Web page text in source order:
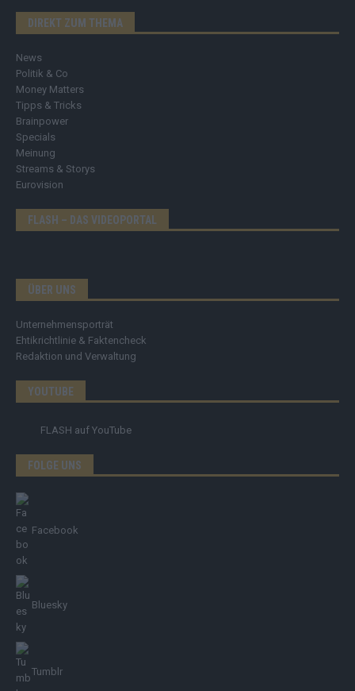
DIREKT ZUM THEMA
News
Politik & Co
Money Matters
Tipps & Tricks
Brainpower
Specials
Meinung
Streams & Storys
Eurovision
FLASH – DAS VIDEOPORTAL
ÜBER UNS
Unternehmensporträt
Ehtikrichtlinie & Faktencheck
Redaktion und Verwaltung
YOUTUBE
FLASH auf YouTube
FOLGE UNS
Facebook
Bluesky
Tumblr